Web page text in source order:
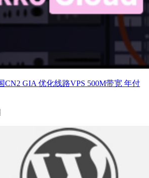
CN2 GIA 优化线路VPS 500M带宽 年付